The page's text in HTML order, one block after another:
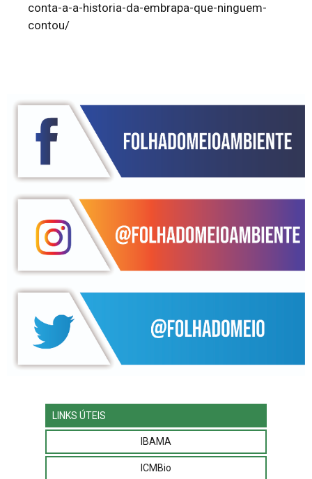
conta-a-a-historia-da-embrapa-que-ninguem-
contou/
LINKS ÚTEIS
IBAMA
ICMBio